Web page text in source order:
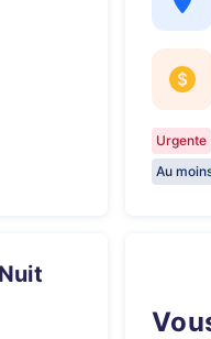
Urgente
Au